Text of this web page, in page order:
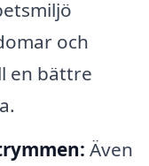
och
en bättre
Även